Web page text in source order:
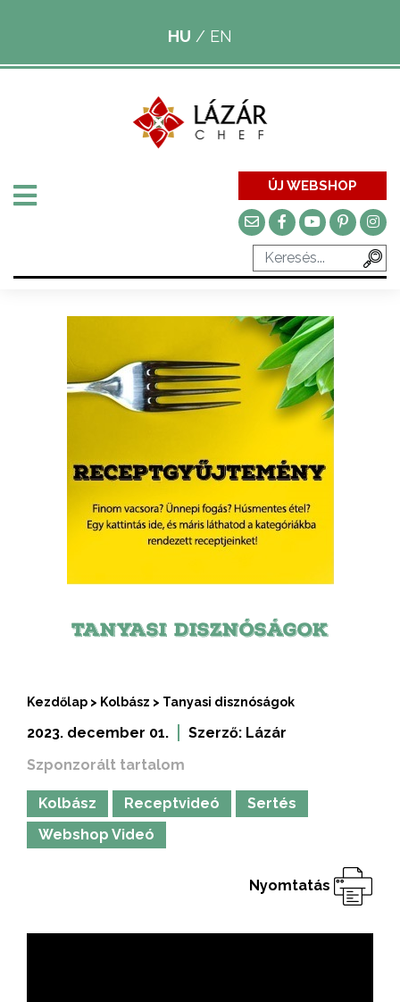
HU / EN
ÚJ WEBSHOP
TANYASI DISZNÓSÁGOK
Kezdőlap > Kolbász > Tanyasi disznóságok
2023. december 01. Szerző: Lázár
Szponzorált tartalom
Kolbász Receptvideó
Sertés
Webshop Videó
Nyomtatás